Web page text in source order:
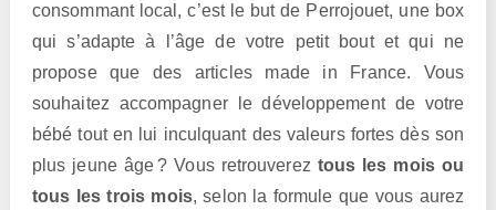
consommant local, c’est le but de Perrojouet, une box
qui s’adapte à l’âge de votre petit bout et qui ne
propose que des articles made in France. Vous
souhaitez accompagner le développement de votre
bébé tout en lui inculquant des valeurs fortes dès son
plus jeune âge ? Vous retrouverez tous les mois ou
tous les trois mois, selon la formule que vous aurez